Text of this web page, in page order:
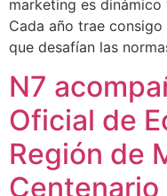
marketing es
Cada año trae
que desafían las
N7
Oficial de
Región de
Centenario